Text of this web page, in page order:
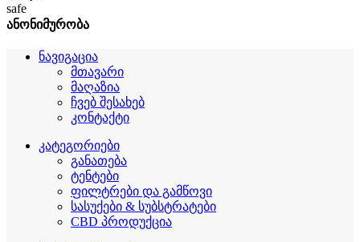
ანონიმურობა
ნავიგაცია
მთავარი
მაღაზია
ჩვებ შესახებ
კონტაქტი
კატეგორიები
განათება
ტენტები
ფილტრები და გამწოვი
სასუქები & სუბსტრატები
CBD პროდუქცია